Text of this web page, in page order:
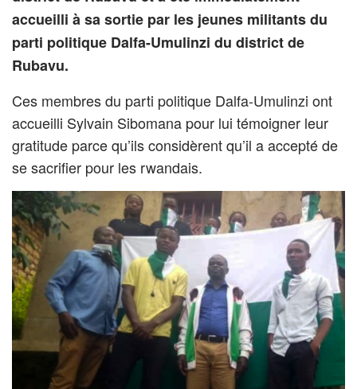
accueilli à sa sortie par les jeunes militants du
parti politique Dalfa-Umulinzi du district de
Rubavu.
Ces membres du parti politique Dalfa-Umulinzi ont
accueilli Sylvain Sibomana pour lui témoigner leur
gratitude parce qu’ils considèrent qu’il a accepté de
se sacrifier pour les rwandais.